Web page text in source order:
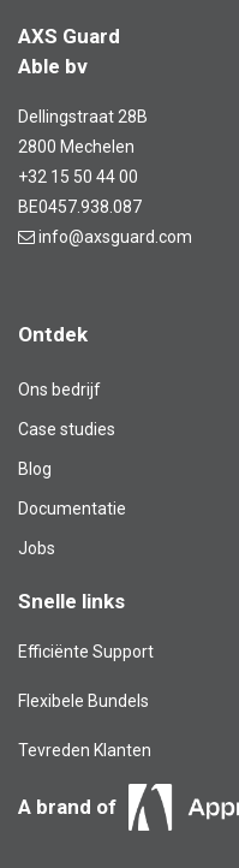
AXS Guard
Able bv
Dellingstraat 28B
2800 Mechelen
+32 15 50 44 00
BE0457.938.087
info@axsguard.com
Ontdek
Ons bedrijf
Case studies
Blog​
Documentatie
Jobs
Snelle links
Efficiënte Support
Flexibele Bundels
Tevreden Klanten
A brand of